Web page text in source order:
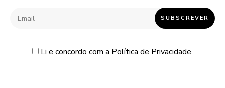
Li e concordo com a Política de Privacidade.